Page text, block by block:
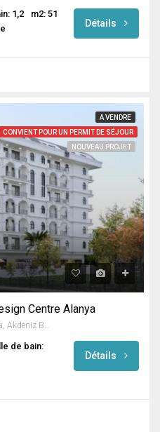
1,2
m2: 51
Détails
A VENDRE
CONVIENT POUR UN PERMIT DE SÉJOUR
NOUVEAU PROJET
Centre Alanya
de bain:
Détails